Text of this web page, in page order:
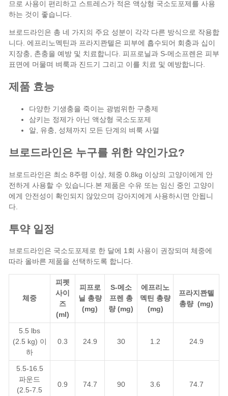
므로 사용이 편리하고 스트레스가 적은 액상형 국소도포제를 사용
하는 것이 좋습니다.
브로드라인은 총 네 가지의 주요 성분이 각각 다른 방식으로 작용합
니다. 에프리노멕틴과 프라지콴텔은 피부에 흡수되어 회충과 십이
지장충, 촌충을 예방 및 치료합니다. 피프로닐과 S-메소프렌은 피부
표면에 머물며 벼룩과 진드기 그리고 이를 치료 및 예방합니다.
제품 효능
다양한 기생충을 죽이는 광범위한 구충제
삼키는 정제가 아닌 액상형 국소도포제
알, 유충, 성체까지 모든 단계의 벼룩 사멸
브로드라인은 누구를 위한 약인가요?
브로드라인은 최소 8주령 이상, 체중 0.8kg 이상의 고양이에게 안
전하게 사용할 수 있습니다.본 제품은 수유 또는 임신 중인 고양이
에게 안전성이 확인되지 않았으며 강아지에게 사용하시면 안됩니
다.
투약 일정
브로드라인은 국소도포제로 한 달에 1회 사용이 권장되며 체중에
따라 올바른 제품을 선택하도록 합니다.
체중
피펫
사이
즈
(ml)
피프로
닐 총량
(mg)
S-메소
프렌 총
량 (mg)
에프리노
멕틴 총량
(mg)
프라지콴텔
총량 (mg)
5.5 lbs
(2.5 kg) 이
하
0.3 24.9 30 1.2 24.9
5.5-16.5
파운드
(2.5-7.5
0.9 74.7 90 3.6 74.7